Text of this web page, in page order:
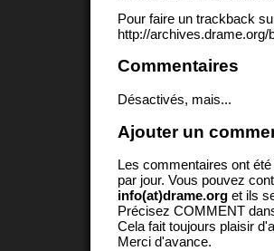
Pour faire un trackback
http://archives.drame.org/
Commentaires
Désactivés, mais...
Ajouter un
Les commentaires ont
par jour. Vous pouvez
info(at)drame.org et ils
Précisez COMMENT
Cela fait toujours plaisir
Merci d'avance.